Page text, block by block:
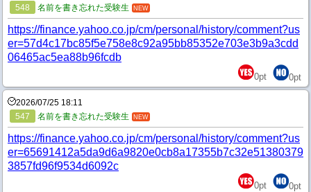
548
名前を書き忘れた受験生 NEW
https://finance.yahoo.co.jp/cm/personal/history/comment?us
er=57d4c17bc85f5e758e8c92a95bb85352e703e3b9a3cdd
06465ac5ea88b96fcdb
0pt 0pt
2026/07/25 18:11
547
名前を書き忘れた受験生 NEW
https://finance.yahoo.co.jp/cm/personal/history/comment?us
er=65691412a5da9d6a9820e0cb8a17355b7c32e51380379
3857fd96f9534d6092c
0pt 0pt